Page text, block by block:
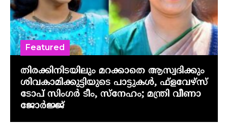
തിരക്കിനിടയിലും മറക്കാതെ ആസ്വദിക്കും
ശിവകാമിക്കുട്ടിയുടെ പാട്ടുകൾ, ഫ്‌ളവേഴ്‌സ്
ടോപ് സിംഗർ ടീം, സ്നേഹം; മന്ത്രി വീണാ
ജോർജ്ജ്
Featured